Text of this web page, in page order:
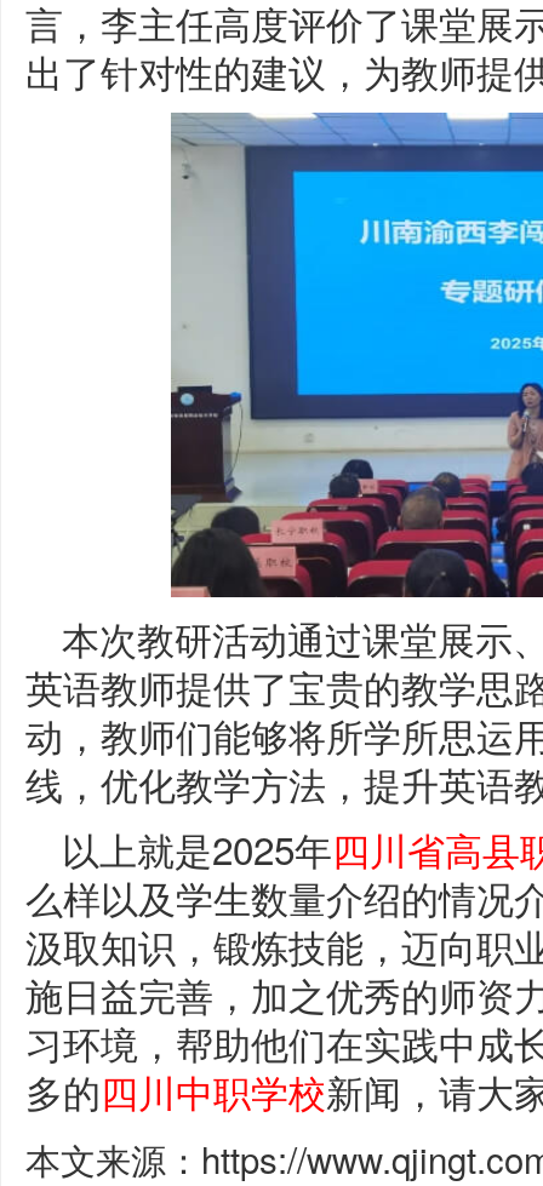
言，李主任高度评价了课堂展
出了针对性的建议，为教师提
本次教研活动通过课堂展示
英语教师提供了宝贵的教学思
动，教师们能够将所学所思运
线，优化教学方法，提升英语
以上就是2025年四川省高县
么样以及学生数量介绍的情况
汲取知识，锻炼技能，迈向职
施日益完善，加之优秀的师资
习环境，帮助他们在实践中成
多的四川中职学校新闻，请大
本文来源：https://